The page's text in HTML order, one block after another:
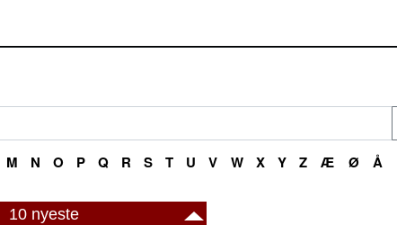
M N O P Q R S T U V W X Y Z Æ Ø Å
10 nyeste